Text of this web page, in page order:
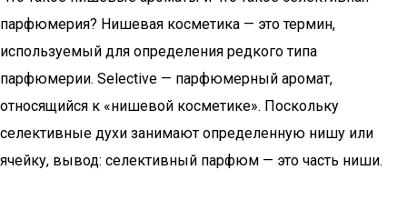
парфюмерия? Нишевая косметика — это термин,
используемый для определения редкого типа
парфюмерии. Selective — парфюмерный аромат,
относящийся к «нишевой косметике». Поскольку
селективные духи занимают определенную нишу или
ячейку, вывод: селективный парфюм — это часть ниши.